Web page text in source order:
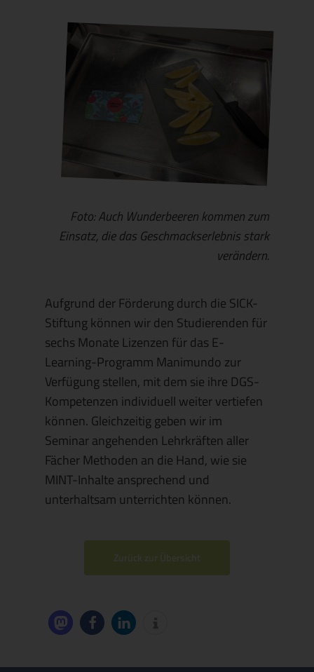
Foto: Auch Wunderbeeren kommen zum
Einsatz, die das Geschmackserlebnis stark
verändern.
Aufgrund der Förderung durch die SICK-
Stiftung können wir den Studierenden für
sechs Monate Lizenzen für das E-
Learning-Programm Manimundo zur
Verfügung stellen, mit dem sie ihre DGS-
Kompetenzen individuell weiter vertiefen
können. Gleichzeitig geben wir im
Seminar angehenden Lehrkräften aller
Fächer Methoden an die Hand, wie sie
MINT-Inhalte ansprechend und
unterhaltsam unterrichten können.
Zurück zur Übersicht